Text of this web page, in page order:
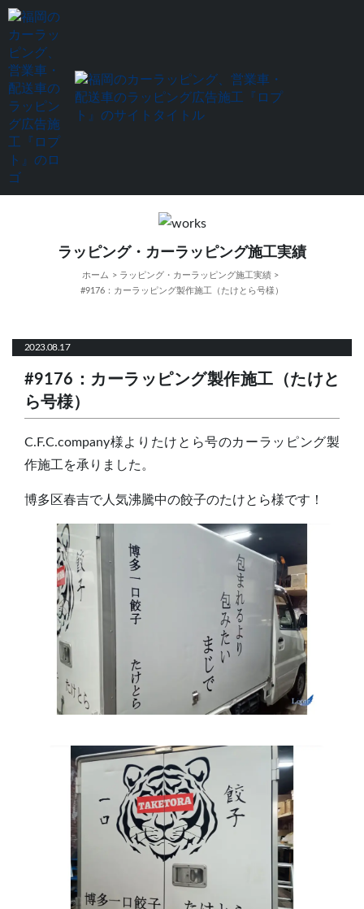
ラッピング・カーラッピング施工実績
ホーム
ラッピング・カーラッピング施工実績
#9176：カーラッピング製作施工（たけとら号様）
17
2023.08
#9176：カーラッピング製作施工（たけと
ら号様）
C.F.C.company様よりたけとら号のカーラッピング製
作施工を承りました。
博多区春吉で人気沸騰中の餃子のたけとら様です！